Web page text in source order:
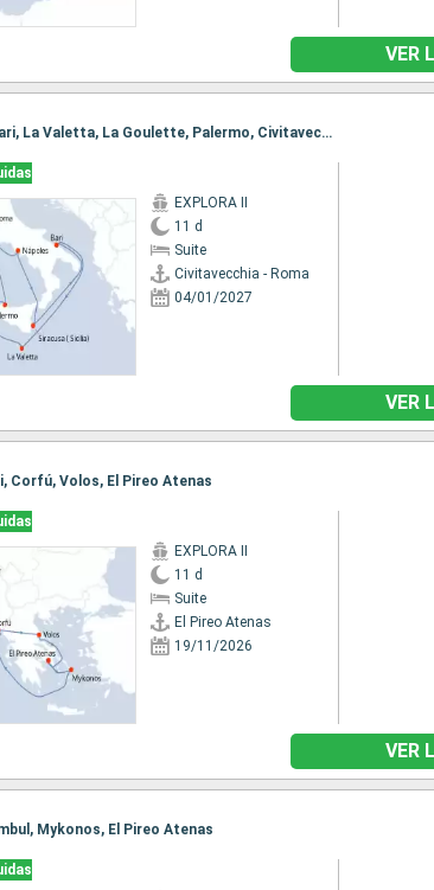
VER
Itinerario : Civitavecchia - Roma, Nápoles, Siracusa ( Sicilia), Bari, La Valetta, La Goulette, Palermo, Civitavecchia - Roma
EXPLORA II
11 d
Suite
Civitavecchia - Roma
04/01/2027
VER
Corfú, Volos, El Pireo Atenas
EXPLORA II
11 d
Suite
El Pireo Atenas
19/11/2026
VER
Mykonos, El Pireo Atenas